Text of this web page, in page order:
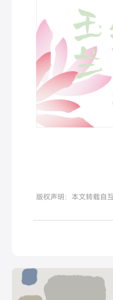
版权声明：本文转载自